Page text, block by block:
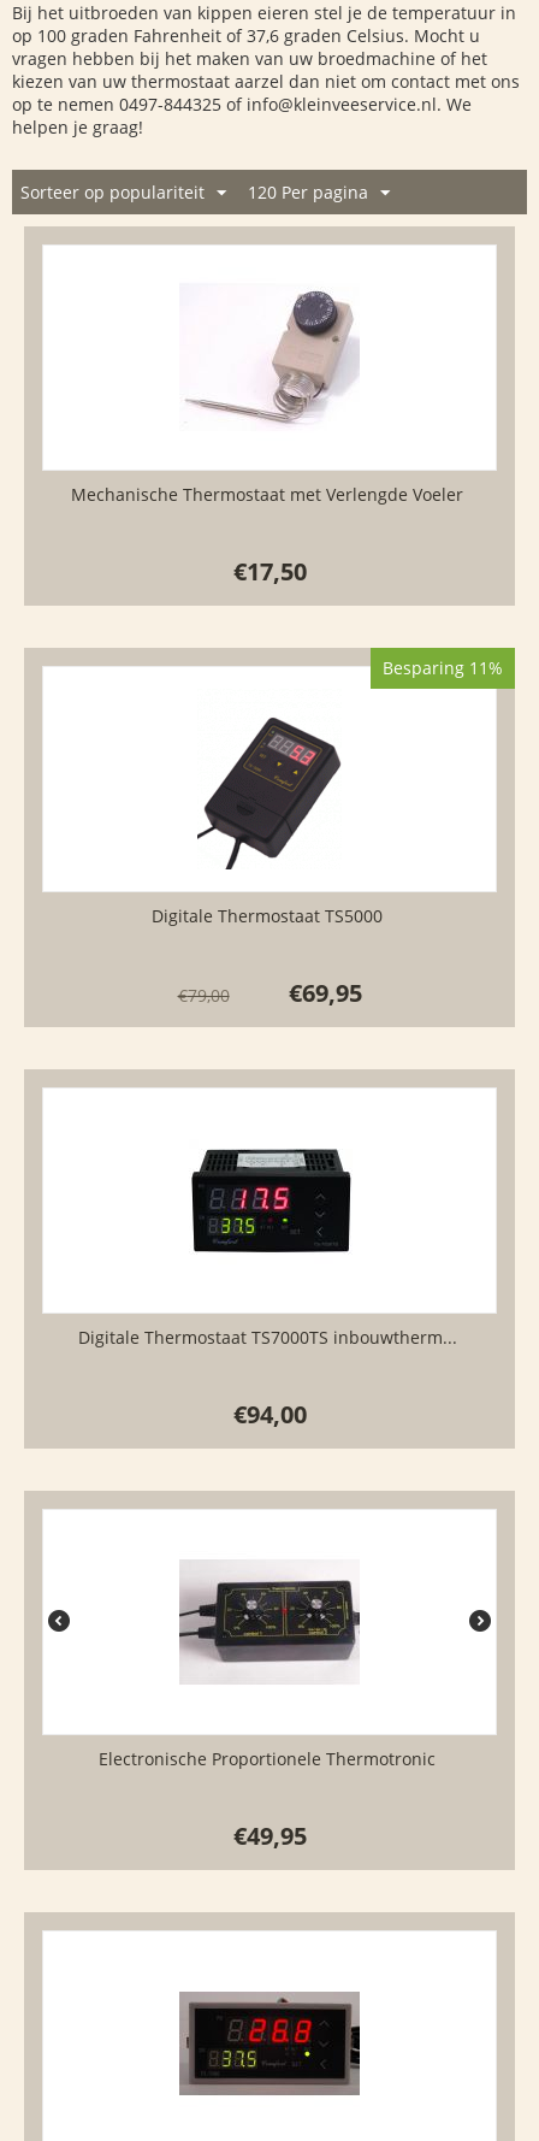
Bij het uitbroeden van kippen eieren stel je de temperatuur in
op 100 graden Fahrenheit of 37,6 graden Celsius. Mocht u
vragen hebben bij het maken van uw broedmachine of het
kiezen van uw thermostaat aarzel dan niet om contact met ons
op te nemen 0497-844325 of info@kleinveeservice.nl. We
helpen je graag!
Sorteer op populariteit 120 Per pagina
Mechanische Thermostaat met Verlengde Voeler
€17,50
Besparing 11%
Digitale Thermostaat TS5000
€79,00 €69,95
Digitale Thermostaat TS7000TS inbouwtherm...
€94,00
Electronische Proportionele Thermotronic
€49,95